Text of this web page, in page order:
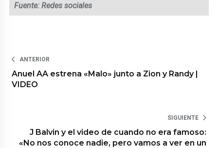
Fuente: Redes sociales
ANTERIOR
Anuel AA estrena «Malo» junto a Zion y Randy |
VIDEO
SIGUIENTE
J Balvin y el video de cuando no era famoso:
«No nos conoce nadie, pero vamos a ver en un